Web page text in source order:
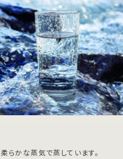
らかな蒸気で蒸しています。